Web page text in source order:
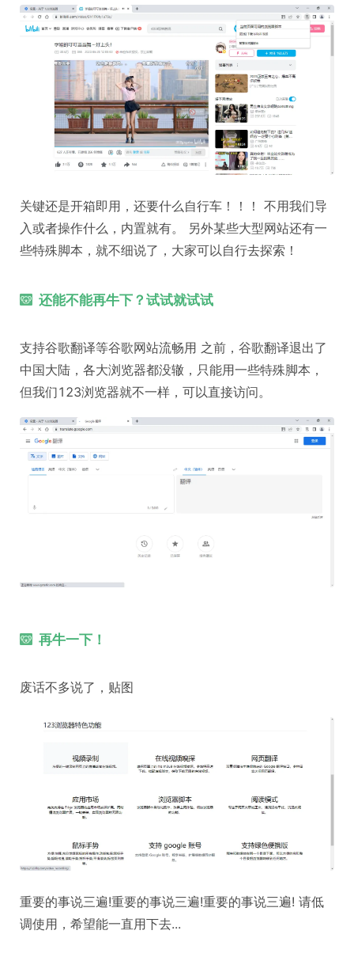
关键还是开箱即用，还要什么自行车！！！ 不用我们导
入或者操作什么，内置就有。 另外某些大型网站还有一
些特殊脚本，就不细说了，大家可以自行去探索！
还能不能再牛下？试试就试试
支持谷歌翻译等谷歌网站流畅用 之前，谷歌翻译退出了
中国大陆，各大浏览器都没辙，只能用一些特殊脚本，
但我们123浏览器就不一样，可以直接访问。
再牛一下！
废话不多说了，贴图
重要的事说三遍!重要的事说三遍!重要的事说三遍! 请低
调使用，希望能一直用下去...